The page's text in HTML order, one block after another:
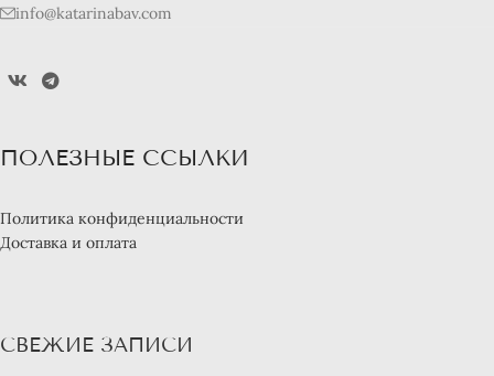
info@katarinabav.com
ПОЛЕЗНЫЕ ССЫЛКИ
Политика конфиденциальности
Доставка и оплата
СВЕЖИЕ ЗАПИСИ